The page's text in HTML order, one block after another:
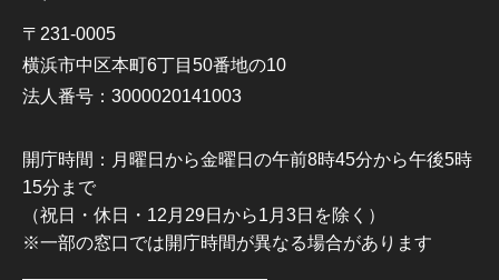
〒231-0005
横浜市中区本町6丁目50番地の10
法人番号：3000020141003
開庁時間：月曜日から金曜日の午前8時45分から午後5時
15分まで
（祝日・休日・12月29日から1月3日を除く）
※一部の窓口では開庁時間が異なる場合があります